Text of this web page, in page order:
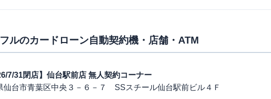
ルのカードローン自動契約機・店舗・ATM
7/31閉店】仙台駅前店 無人契約コーナー
仙台市青葉区中央３－６－７ SSスチール仙台駅前ビル４Ｆ